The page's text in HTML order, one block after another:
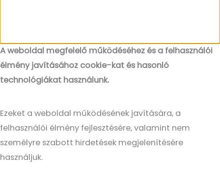
A weboldal megfelelő működéséhez és a felhasználói
élmény javításához cookie-kat és hasonló
technológiákat használunk.
Ezeket a weboldal működésének javítására, a
felhasználói élmény fejlesztésére, valamint nem
személyre szabott hirdetések megjelenítésére
használjuk.